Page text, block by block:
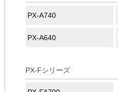
PX-A740
PX-A640
PX-Fシリーズ